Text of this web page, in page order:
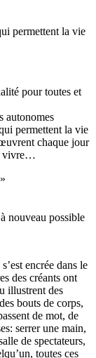
permettent la vie
pour toutes et
autonomes
permettent la vie
chaque jour
vivre…
nouveau possible
encrée dans le
des créants ont
illustrent des
bouts de corps,
de mot, de
serrer une main,
de spectateurs,
toutes ces